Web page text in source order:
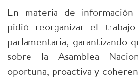
En materia de información
pidió reorganizar el
parlamentaria, garantizando
sobre la Asamblea
oportuna, proactiva y